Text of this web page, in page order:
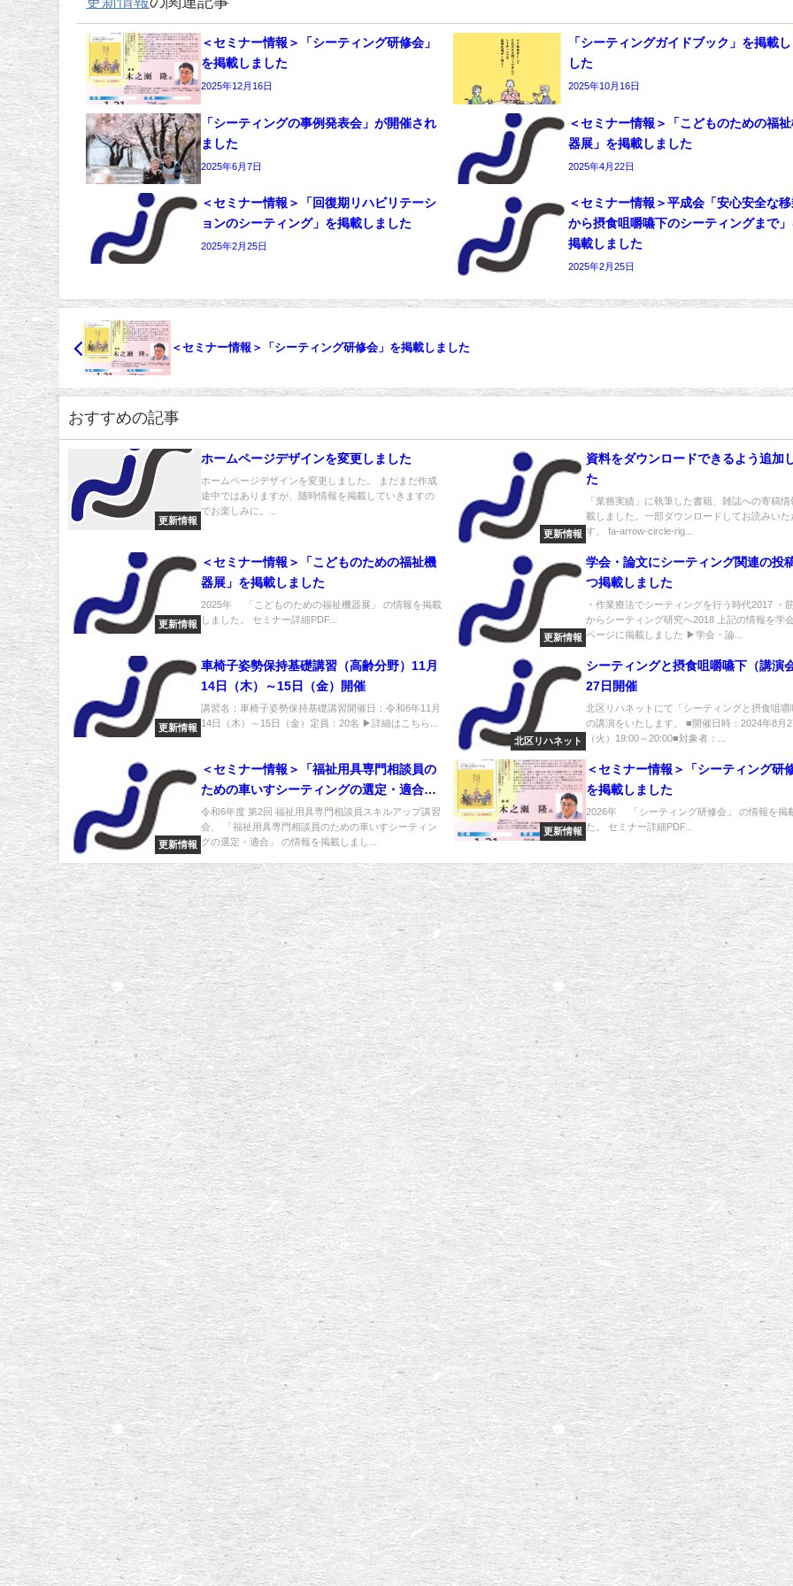
＜セミナー情報＞「シーティング研修会」
を掲載しました
2025年12月16日
「シーティングガイドブック」を掲載
した
2025年10月16日
「シーティングの事例発表会」が開催され
ました
2025年6月7日
＜セミナー情報＞「こどものための福
器展」を掲載しました
2025年4月22日
＜セミナー情報＞「回復期リハビリテーシ
ョンのシーティング」を掲載しました
2025年2月25日
＜セミナー情報＞平成会「安心安全な
から摂食咀嚼嚥下のシーティングまで
掲載しました
2025年2月25日
＜セミナー情報＞「シーティング研修会」を掲載しました
おすすめの記事
更新情報
ホームページデザインを変更しました
ホームページデザインを変更しました。 まだまだ作成
途中ではありますが、随時情報を掲載していきますの
でお楽しみに。...
更新情報
資料をダウンロードできるよう追加
た
「業務実績」に執筆した書籍、雑誌への寄稿情
載しました。一部ダウンロードしてお読みいた
す。 fa-arrow-circle-rig...
更新情報
＜セミナー情報＞「こどものための福祉機
器展」を掲載しました
2025年 「こどものための福祉機器展」 の情報を掲載
しました。 セミナー詳細PDF...
更新情報
学会・論文にシーティング関連の投
つ掲載しました
・作業療法でシーティングを行う時代2017 ・
からシーティング研究へ2018 上記の情報を学
ページに掲載しました ▶学会・論...
更新情報
車椅子姿勢保持基礎講習（高齢分野）11月
14日（木）～15日（金）開催
講習名：車椅子姿勢保持基礎講習開催日：令和6年11月
14日（木）～15日（金）定員：20名 ▶詳細はこちら...
北区リハネット
シーティングと摂食咀嚼嚥下（講演
27日開催
北区リハネットにて「シーティングと摂食咀嚼
の講演をいたします。 ■開催日時：2024年8月
（火）19:00～20:00■対象者：...
更新情報
＜セミナー情報＞「福祉用具専門相談員の
ための車いすシーティングの選定・適合」
福祉用具専門相談員スキルアップ講習会を
掲載しました
令和6年度 第2回 福祉用具専門相談員スキルアップ講習
会、 「福祉用具専門相談員のための車いすシーティン
グの選定・適合」 の情報を掲載しまし...
更新情報
＜セミナー情報＞「シーティング研
を掲載しました
2026年 「シーティング研修会」 の情報を掲
た。 セミナー詳細PDF...